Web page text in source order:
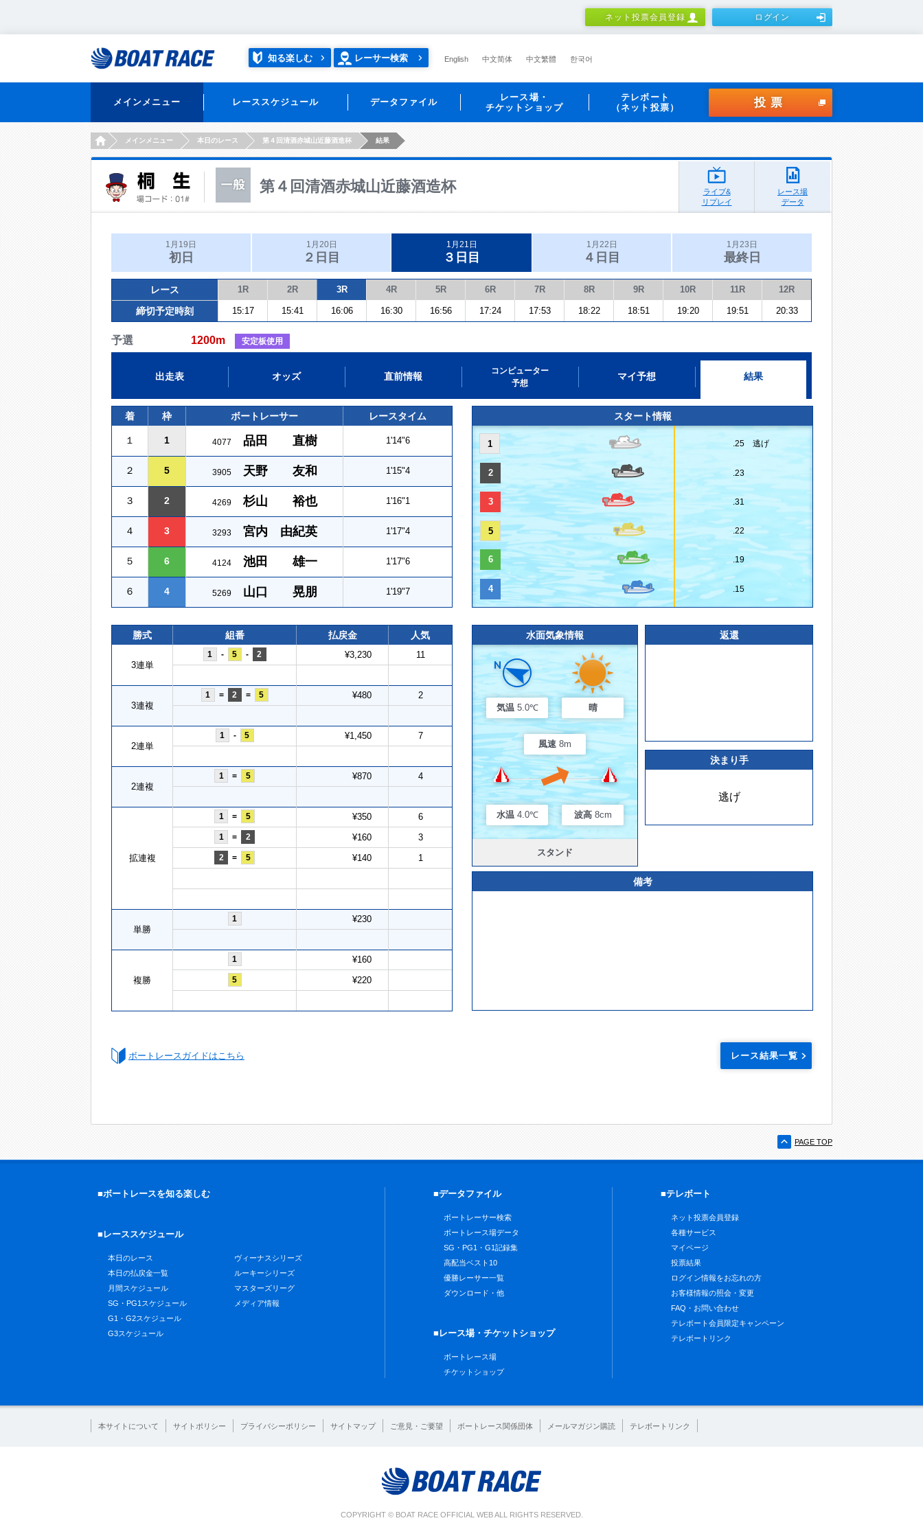
ネット投票会員登録 ログイン
知る楽しむ レーサー検索 English 中文简体 中文繁體 한국어
メインメニュー レーススケジュール データファイル
レース場・
チケットショップ
テレボート
（ネット投票）
投票
HOMEメインメニュー 本日のレース 第４回清酒赤城山近藤酒造杯 結果
第４回清酒赤城山近藤酒造杯
ライブ&
リプレイ
レース場
データ
1月19日
初日
1月20日
２日目
1月21日
３日目
1月22日
４日目
1月23日
最終日
レース 1R 2R 3R 4R 5R 6R 7R 8R 9R 10R 11R 12R
締切予定時刻 15:17 15:41 16:06 16:30 16:56 17:24 17:53 18:22 18:51 19:20 19:51 20:33
予選 1200m 安定板使用
出走表 オッズ 直前情報
コンピューター
予想
マイ予想 結果
着 枠 ボートレーサー レースタイム
１ 1 4077 品田 直樹 1'14"6
２ 5 3905 天野 友和 1'15"4
３ 2 4269 杉山 裕也 1'16"1
４ 3 3293 宮内 由紀英 1'17"4
５ 6 4124 池田 雄一 1'17"6
６ 4 5269 山口 晃朋 1'19"7
スタート情報
1 .25 逃げ
2 .23
3 .31
5 .22
6 .19
4 .15
勝式 組番 払戻金 人気
3連単
1 - 5 - 2 ¥3,230 11
3連複
1 = 2 = 5 ¥480 2
2連単
1 - 5 ¥1,450 7
2連複
1 = 5 ¥870 4
拡連複
1 = 5 ¥350 6
1 = 2 ¥160 3
2 = 5 ¥140 1
単勝
1 ¥230
複勝
1 ¥160
5 ¥220
水面気象情報
気温 5.0℃ 晴
風速 8m
水温 4.0℃ 波高 8cm
スタンド
返還
決まり手
逃げ
備考
ボートレースガイドはこちら レース結果一覧
PAGE TOP
■ボートレースを知る楽しむ
■レーススケジュール
本日のレース
本日の払戻金一覧
月間スケジュール
SG・PG1スケジュール
G1・G2スケジュール
G3スケジュール
ヴィーナスシリーズ
ルーキーシリーズ
マスターズリーグ
メディア情報
■データファイル
ボートレーサー検索
ボートレース場データ
SG・PG1・G1記録集
高配当ベスト10
優勝レーサー一覧
ダウンロード・他
■レース場・チケットショップ
ボートレース場
チケットショップ
■テレボート
ネット投票会員登録
各種サービス
マイページ
投票結果
ログイン情報をお忘れの方
お客様情報の照会・変更
FAQ・お問い合わせ
テレボート会員限定キャンペーン
テレボートリンク
本サイトについて サイトポリシー プライバシーポリシー サイトマップ ご意見・ご要望 ボートレース関係団体 メールマガジン購読 テレボートリンク
COPYRIGHT © BOAT RACE OFFICIAL WEB ALL RIGHTS RESERVED.